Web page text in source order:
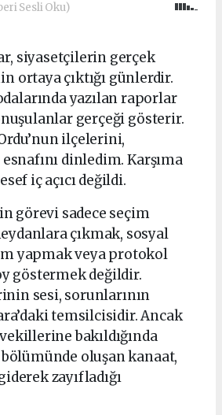
Sesli Oku)
siyasetçilerin gerçek
ortaya çıktığı günlerdir.
yazılan raporlar
gerçeği gösterir.
ilçelerini,
dinledim. Karşıma
iç açıcı değildi.
görevi sadece seçim
çıkmak, sosyal
yapmak veya protokol
göstermek değildir.
sesi, sorunlarının
temsilcisidir. Ancak
bakıldığında
oluşan kanaat,
zayıfladığı